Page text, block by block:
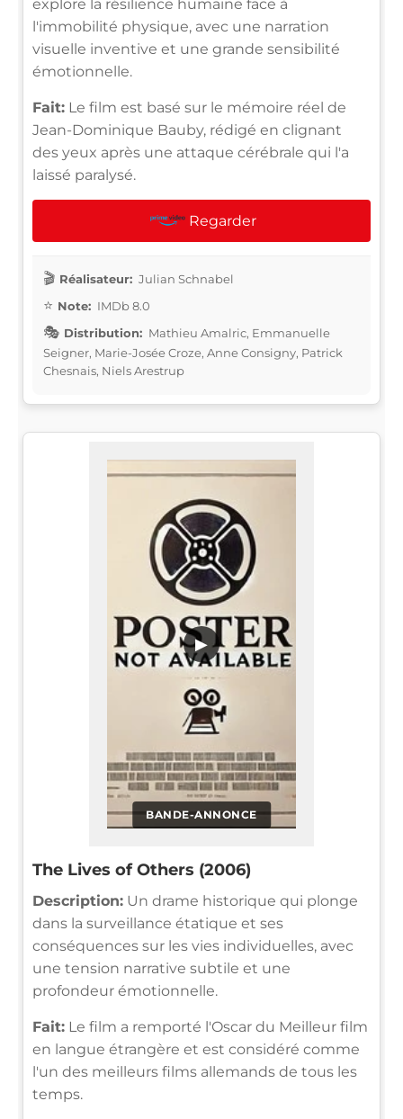
explore la résilience humaine face à
l'immobilité physique, avec une narration
visuelle inventive et une grande sensibilité
émotionnelle.
Fait: Le film est basé sur le mémoire réel de
Jean-Dominique Bauby, rédigé en clignant
des yeux après une attaque cérébrale qui l'a
laissé paralysé.
Regarder
Réalisateur: Julian Schnabel
Note: IMDb 8.0
Distribution: Mathieu Amalric, Emmanuelle
Seigner, Marie-Josée Croze, Anne Consigny, Patrick
Chesnais, Niels Arestrup
BANDE-ANNONCE
▶
The Lives of Others (2006)
Description: Un drame historique qui plonge
dans la surveillance étatique et ses
conséquences sur les vies individuelles, avec
une tension narrative subtile et une
profondeur émotionnelle.
Fait: Le film a remporté l'Oscar du Meilleur film
en langue étrangère et est considéré comme
l'un des meilleurs films allemands de tous les
temps.